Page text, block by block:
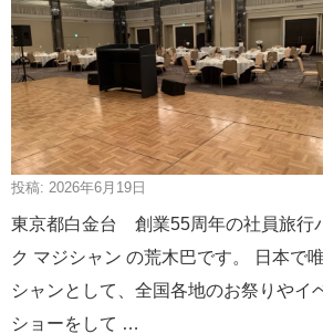
投稿: 2026年6月19日
東京都白金台 創業55周年の社員旅行
ク マジシャン の荒木巴です。 日本で
シャンとして、全国各地のお祭りやイ
ショーをして …